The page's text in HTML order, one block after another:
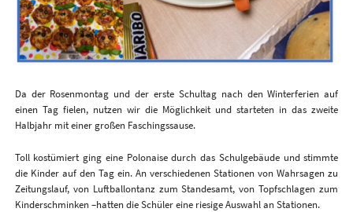
Da der Rosenmontag und der erste Schultag nach den Winterferien auf
einen Tag fielen, nutzen wir die Möglichkeit und starteten in das zweite
Halbjahr mit einer großen Faschingssause.
Toll kostümiert ging eine Polonaise durch das Schulgebäude und stimmte
die Kinder auf den Tag ein. An verschiedenen Stationen von Wahrsagen zu
Zeitungslauf, von Luftballontanz zum Standesamt, von Topfschlagen zum
Kinderschminken –hatten die Schüler eine riesige Auswahl an Stationen.